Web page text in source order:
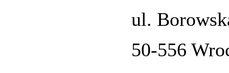
ul.
50-556